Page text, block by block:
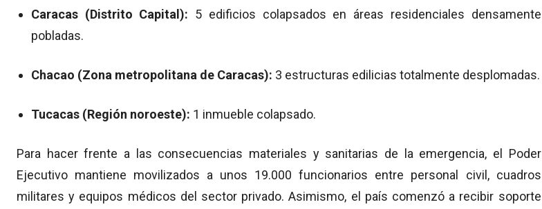
Caracas (Distrito Capital): 5 edificios colapsados en áreas residenciales densamente
pobladas.
Chacao (Zona metropolitana de Caracas): 3 estructuras edilicias totalmente desplomadas.
Tucacas (Región noroeste): 1 inmueble colapsado.
Para hacer frente a las consecuencias materiales y sanitarias de la emergencia, el Poder
Ejecutivo mantiene movilizados a unos 19.000 funcionarios entre personal civil, cuadros
militares y equipos médicos del sector privado. Asimismo, el país comenzó a recibir soporte